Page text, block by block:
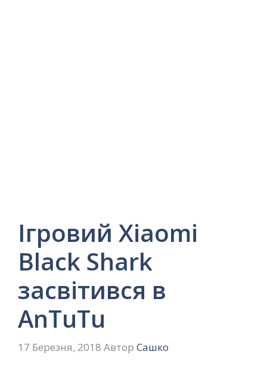
Ігровий Xiaomi
Black Shark
засвітився в
AnTuTu
17 Березня, 2018 Автор Сашко